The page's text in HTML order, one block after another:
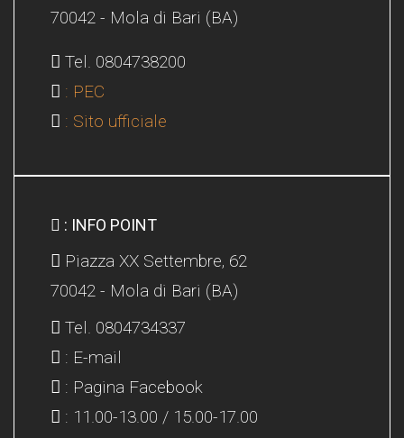
70042 - Mola di Bari (BA)
Tel. 0804738200
: PEC
: Sito ufficiale
: INFO POINT
Piazza XX Settembre, 62
70042 - Mola di Bari (BA)
Tel. 0804734337
: E-mail
: Pagina Facebook
: 11.00-13.00 / 15.00-17.00